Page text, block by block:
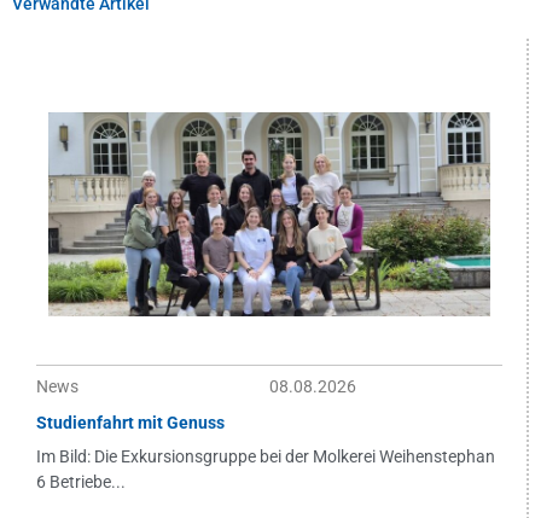
Verwandte Artikel
News
08.08.2026
Studienfahrt mit Genuss
Im Bild: Die Exkursionsgruppe bei der Molkerei Weihenstephan
6 Betriebe...